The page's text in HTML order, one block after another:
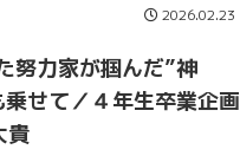
2026.02.23
努力家が掴んだ”神
せて／４年生卒業企画
貴